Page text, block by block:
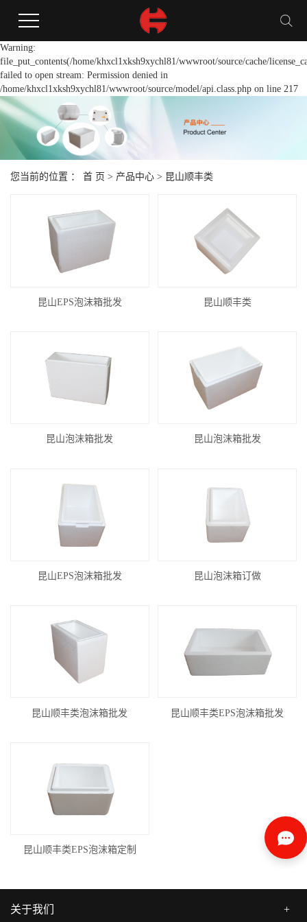
Warning:
file_put_contents(/home/khxcl1xksh9xychl81/wwwroot/source/cache/
failed to open stream: Permission denied in
/home/khxcl1xksh9xychl81/wwwroot/source/model/api.class.php on line 217
您当前的位置 ： 首 页 > 产品中心 > 昆山顺丰类
昆山EPS泡沫箱批发 昆山顺丰类
昆山泡沫箱批发 昆山泡沫箱批发
昆山EPS泡沫箱批发 昆山泡沫箱订做
昆山顺丰类泡沫箱批发 昆山顺丰类EPS泡沫箱批发
昆山顺丰类EPS泡沫箱定制
关于我们 +